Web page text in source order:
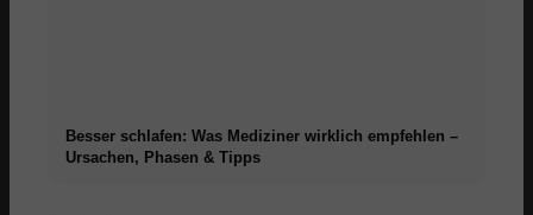
Besser schlafen: Was Mediziner wirklich empfehlen –
Ursachen, Phasen & Tipps